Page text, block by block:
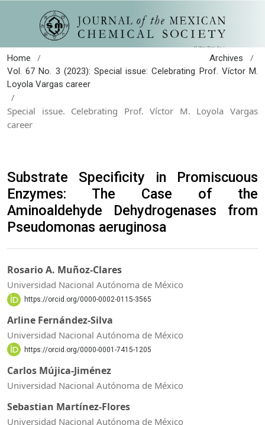
Home / Archives /
Vol. 67 No. 3 (2023): Special issue: Celebrating Prof. Víctor M.
Loyola Vargas career
/
Special issue. Celebrating Prof. Víctor M. Loyola Vargas
career
Substrate Specificity in Promiscuous
Enzymes: The Case of the
Aminoaldehyde Dehydrogenases from
Pseudomonas aeruginosa
Rosario A. Muñoz-Clares
Universidad Nacional Autónoma de México
https://orcid.org/0000-0002-0115-3565
Arline Fernández-Silva
Universidad Nacional Autónoma de México
https://orcid.org/0000-0001-7415-1205
Carlos Mújica-Jiménez
Universidad Nacional Autónoma de México
Sebastian Martínez-Flores
Universidad Nacional Autónoma de México